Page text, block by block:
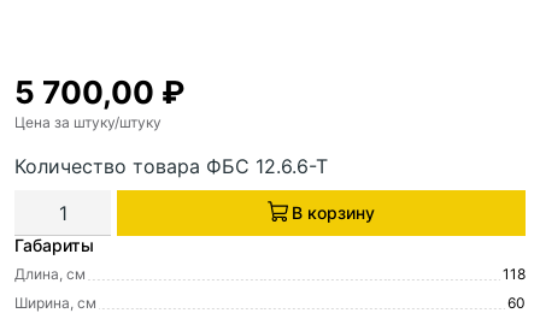
Габариты
Длина, см
118
Ширина, см
60
5 700,00 ₽
Цена за штуку/штуку
Количество товара ФБС 12.6.6-Т
В корзину